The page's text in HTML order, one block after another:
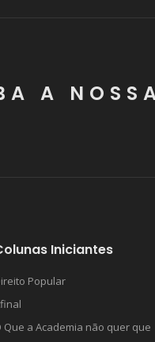
A
Iniciantes
Popular
Que a Academia não quer que